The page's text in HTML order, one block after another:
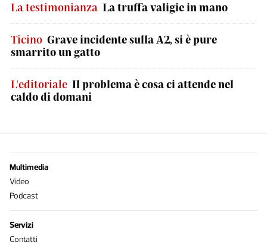
La testimonianza La truffa valigie in mano
Ticino Grave incidente sulla A2, si è pure
smarrito un gatto
L'editoriale Il problema è cosa ci attende nel
caldo di domani
Multimedia
Video
Podcast
Servizi
Contatti